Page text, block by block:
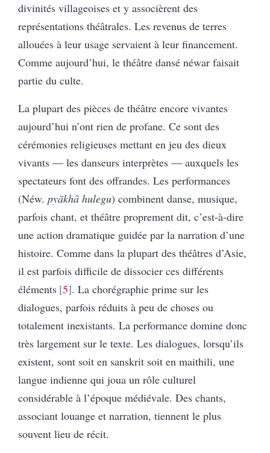
divinités villageoises et y associèrent des
représentations théâtrales. Les revenus de terres
allouées à leur usage servaient à leur financement.
Comme aujourd’hui, le théâtre dansé néwar faisait
partie du culte.
La plupart des pièces de théâtre encore vivantes
aujourd’hui n’ont rien de profane. Ce sont des
cérémonies religieuses mettant en jeu des dieux
vivants — les danseurs interprètes — auxquels les
spectateurs font des offrandes. Les performances
(Néw. pyākhã hulegu) combinent danse, musique,
parfois chant, et théâtre proprement dit, c’est-à-dire
une action dramatique guidée par la narration d’une
histoire. Comme dans la plupart des théâtres d’Asie,
il est parfois difficile de dissocier ces différents
éléments 5 . La chorégraphie prime sur les
dialogues, parfois réduits à peu de choses ou
totalement inexistants. La performance domine donc
très largement sur le texte. Les dialogues, lorsqu’ils
existent, sont soit en sanskrit soit en maithili, une
langue indienne qui joua un rôle culturel
considérable à l’époque médiévale. Des chants,
associant louange et narration, tiennent le plus
souvent lieu de récit.